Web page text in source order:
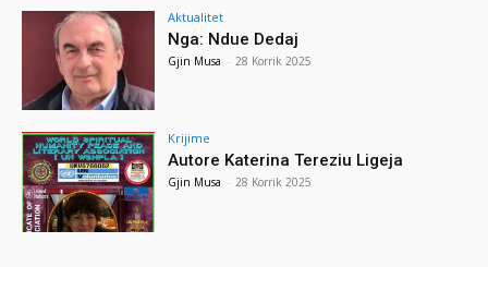
Aktualitet
Nga: Ndue Dedaj
Gjin Musa - 28 Korrik 2025
Krijime
Autore Katerina Tereziu Ligeja
Gjin Musa - 28 Korrik 2025